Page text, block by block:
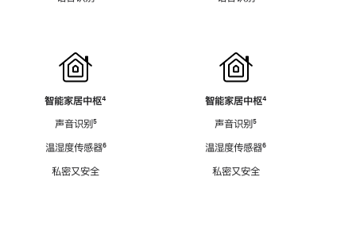
智能家居中枢脚
⁴
声音识别脚
⁵
温湿度传感器脚
⁶
私密又安全
智能家居中枢脚
⁴
声音识别脚
⁵
温湿度传感器脚
⁶
私密又安全